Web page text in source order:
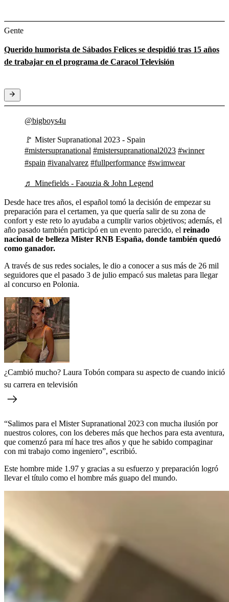
Gente
Querido humorista de Sábados Felices se despidió tras 15 años
de trabajar en el programa de Caracol Televisión
@bigboys4u
🚩 Mister Supranational 2023 - Spain
#mistersupranational #mistersupranational2023 #winner
#spain #ivanalvarez #fullperformance #swimwear
♬ Minefields - Faouzia & John Legend
Desde hace tres años, el español tomó la decisión de empezar su
preparación para el certamen, ya que quería salir de su zona de
confort y este reto lo ayudaba a cumplir varios objetivos; además, el
año pasado también participó en un evento parecido, el reinado
nacional de belleza Mister RNB España, donde también quedó
como ganador.
A través de sus redes sociales, le dio a conocer a sus más de 26 mil
seguidores que el pasado 3 de julio empacó sus maletas para llegar
al concurso en Polonia.
¿Cambió mucho? Laura Tobón compara su aspecto de cuando inició
su carrera en televisión
“Salimos para el Mister Supranational 2023 con mucha ilusión por
nuestros colores, con los deberes más que hechos para esta aventura,
que comenzó para mí hace tres años y que he sabido compaginar
con mi trabajo como ingeniero”, escribió.
Este hombre mide 1.97 y gracias a su esfuerzo y preparación logró
llevar el título como el hombre más guapo del mundo.